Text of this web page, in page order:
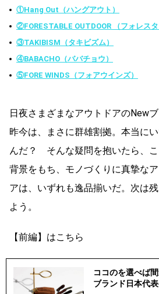
①Hang Out（ハングアウト）
②FORESTABLE OUTDOOR （フォレスタ
③TAKIBISM（タキビズム）
④BABACHO（ババチョウ）
⑤FORE WINDS（フォアウインズ）
日夜さまざまなアウトドアのNew
昨今は、まさに群雄割拠。本当に
んだ？ そんな疑問を抱いたら、
背景をもち、モノづくりに真摯な
アは、いずれも逸品揃いだ。次は
よう。
【前編】はこちら
ココのを選べば
ブランド日本代